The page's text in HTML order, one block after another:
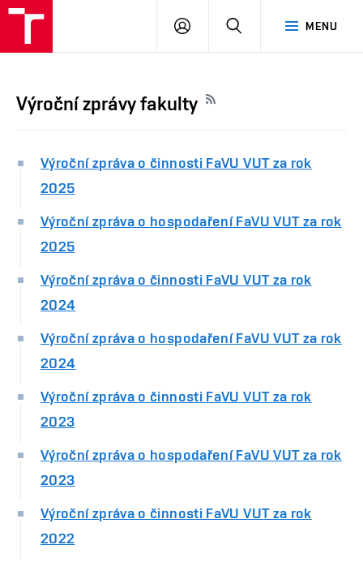
MENU
PŘIHLÁSIT
Výroční zprávy fakulty
Výroční zpráva o činnosti FaVU VUT za rok
2025
Výroční zpráva o hospodaření FaVU VUT za rok
2025
Výroční zpráva o činnosti FaVU VUT za rok
2024
Výroční zpráva o hospodaření FaVU VUT za rok
2024
Výroční zpráva o činnosti FaVU VUT za rok
2023
Výroční zpráva o hospodaření FaVU VUT za rok
2023
Výroční zpráva o činnosti FaVU VUT za rok
2022